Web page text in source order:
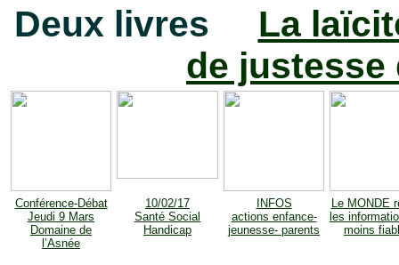
Deux livres
La
de justesse
Conférence-Débat
Jeudi 9 Mars
Domaine de
l’Asnée
10/02/17
Santé Social
Handicap
INFOS
actions enfance-
jeunesse- parents
Le MONDE
les
moins